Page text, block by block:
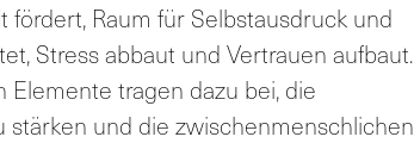
fördert, Raum für Selbstausdruck und
Stress abbaut und Vertrauen aufbaut.
Elemente tragen dazu bei, die
stärken und die zwischenmenschlichen